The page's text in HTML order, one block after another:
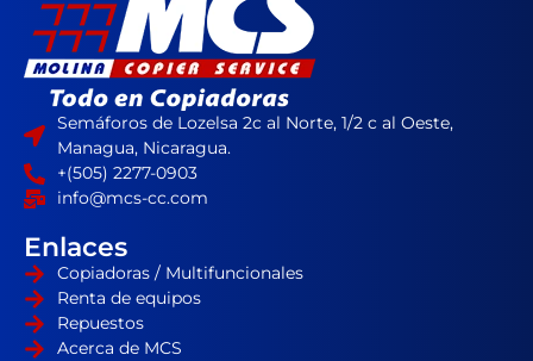
Semáforos de Lozelsa 2c al Norte, 1/2 c al Oeste,
Managua, Nicaragua.
+(505) 2277-0903
info@mcs-cc.com
Enlaces
Copiadoras / Multifuncionales
Renta de equipos
Repuestos
Acerca de MCS